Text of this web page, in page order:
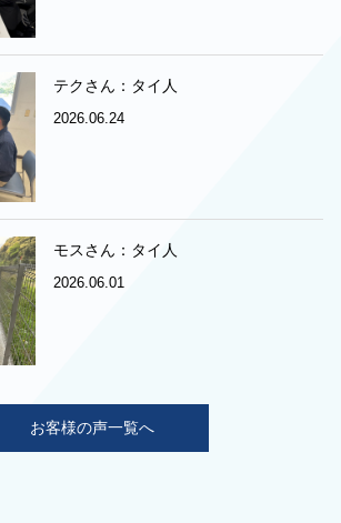
テクさん：タイ人
2026.06.24
モスさん：タイ人
2026.06.01
お客様の声一覧へ